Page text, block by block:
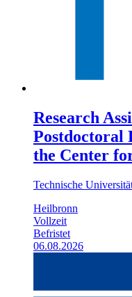
Research
Postdoctoral
the Center
Technische
Heilbronn
Vollzeit
Befristet
06.08.2026